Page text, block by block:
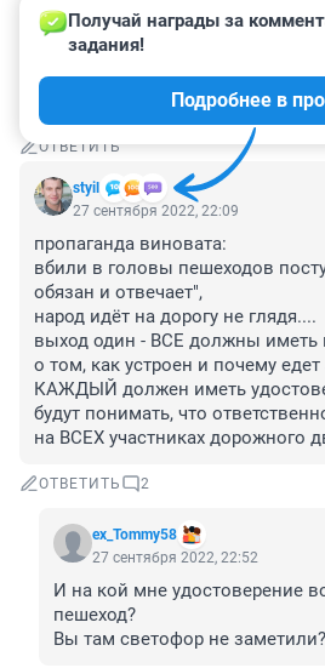
ОТВЕТИТЬ
Гость
Водитель был в погоне за
ОТВЕТИТЬ
styil
Получай награды за
задания!
Подробнее в
27 сентября 2022, 22:09
пропаганда виновата:
вбили в головы пешеходов
обязан и отвечает",
народ идёт на дорогу не глядя....
выход один - ВСЕ должны иметь
о том, как устроен и почему едет
КАЖДЫЙ должен иметь
будут понимать, что
на ВСЕХ участниках дорожного
ОТВЕТИТЬ 2
ex_Tommy58
27 сентября 2022, 22:52
И на кой мне удостоверение
пешеход?
Вы там светофор не заметили?